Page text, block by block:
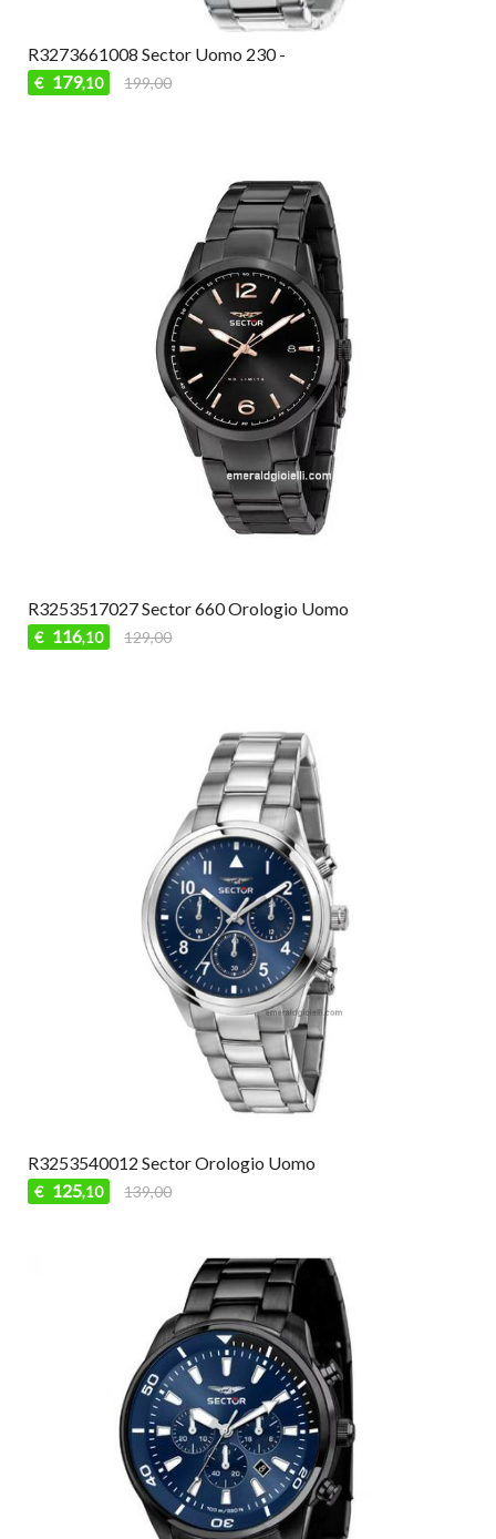
R3273661008 Sector Uomo 230 -
€ 179,10 199,00
R3253517027 Sector 660 Orologio Uomo
€ 116,10 129,00
R3253540012 Sector Orologio Uomo
€ 125,10 139,00